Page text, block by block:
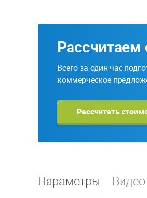
Рассчитаем
Всего за один час
коммерческое
Рассчитать
Параметры Видео